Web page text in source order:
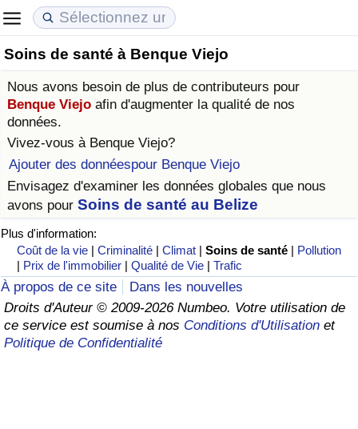
Soins de santé à Benque Viejo
Nous avons besoin de plus de contributeurs pour
Benque Viejo afin d'augmenter la qualité de nos
données.
Vivez-vous à Benque Viejo?
Ajouter des donnéespour Benque Viejo
Envisagez d'examiner les données globales que nous
avons pour Soins de santé au Belize
Plus d'information:
Coût de la vie |Criminalité |Climat |Soins de santé | Pollution
| Prix de l'immobilier |Qualité de Vie |Trafic
À propos de ce site
Dans les nouvelles
Droits d'Auteur © 2009-2026 Numbeo. Votre utilisation de
ce service est soumise à nos Conditions d'Utilisation et
Politique de Confidentialité
Coût de la vie
Indice du Coût de la Vie (Actuel)
Indice du Coût de la Vie
Indice du coût de la vie par pays
à Akaba
Prix de l'immobilier
Indice des Prix de l'immobilier (Actuel)
Indice des Prix de l'immobilier
Indice des Prix de l'immobilier par Pays
Qualité de Vie
Indice de Qualité de Vie
Indice de Qualité de Vie (Actuel)
Indice de qualité de vie par pays
Criminalité
Indice de Criminalité (Actuel)
Indice de Criminalité
Indice de criminalité par pays